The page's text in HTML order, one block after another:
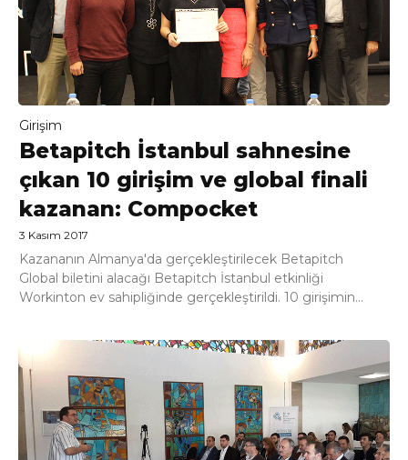
Girişim
Betapitch İstanbul sahnesine
çıkan 10 girişim ve global finali
kazanan: Compocket
3 Kasım 2017
Kazananın Almanya'da gerçekleştirilecek Betapitch
Global biletini alacağı Betapitch İstanbul etkinliği
Workinton ev sahipliğinde gerçekleştirildi. 10 girişimin...